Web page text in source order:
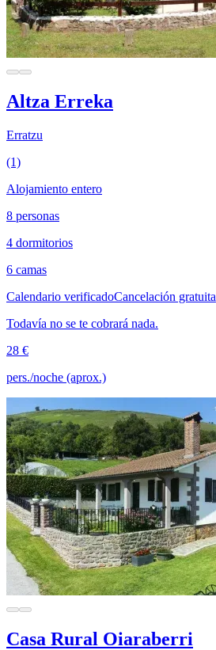
Altza Erreka
Erratzu
(1)
Alojamiento entero
8 personas
4 dormitorios
6 camas
Calendario verificadoCancelación gratuita
Todavía no se te cobrará nada.
28 €
pers./noche (aprox.)
Casa Rural Oiaraberri